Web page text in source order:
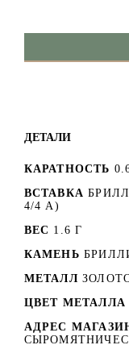
ДЕТАЛИ
КАРАТНОСТЬ
ВСТАВКА
4/4 A)
ВЕС 1.6 Г
КАМЕНЬ
МЕТАЛЛ
ЦВЕТ МЕТАЛЛА
АДРЕС